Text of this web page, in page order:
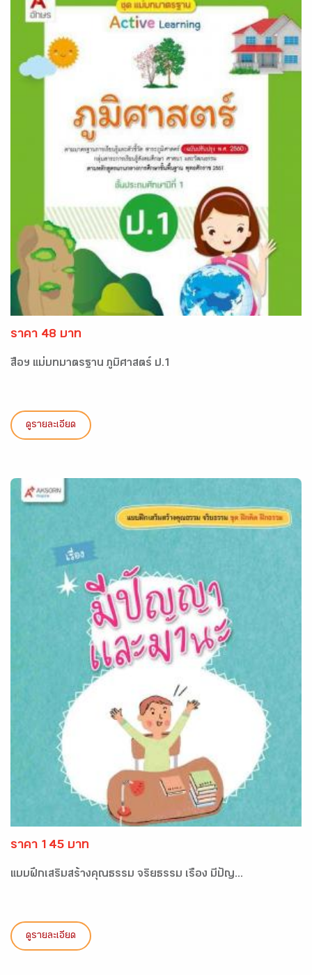
ราคา 48 บาท
สื่อฯ แม่บทมาตรฐาน ภูมิศาสตร์ ป.1
ดูรายละเอียด
ราคา 145 บาท
แบบฝึกเสริมสร้างคุณธรรม จริยธรรม เรื่อง มีปัญ...
ดูรายละเอียด